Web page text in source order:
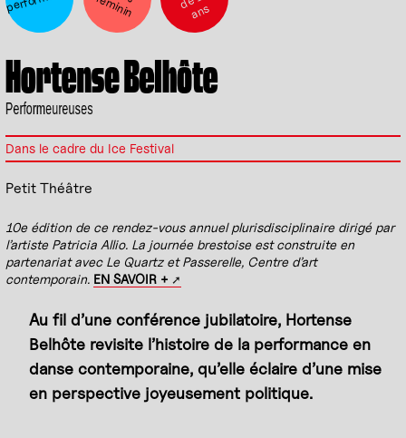
s
Hortense Belhôte
Performeureuses
Dans le cadre du Ice Festival
Petit Théâtre
10e édition de ce rendez-vous annuel plurisdisciplinaire dirigé par
l’artiste Patricia Allio. La journée brestoise est construite en
partenariat avec Le Quartz et Passerelle, Centre d’art
contemporain. EN SAVOIR +
Au fil d’une conférence jubilatoire, Hortense
Belhôte revisite l’histoire de la performance en
danse contemporaine, qu’elle éclaire d’une mise
en perspective joyeusement politique.